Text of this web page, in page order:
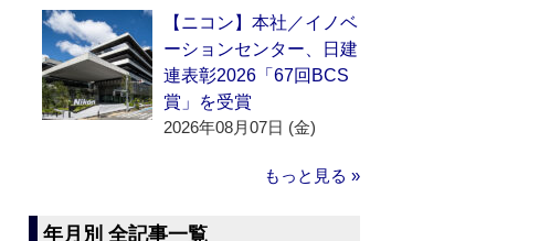
【ニコン】本社／イノベ
ーションセンター、日建
連表彰2026「67回BCS
賞」を受賞
2026年08月07日 (金)
もっと見る »
年月別 全記事一覧